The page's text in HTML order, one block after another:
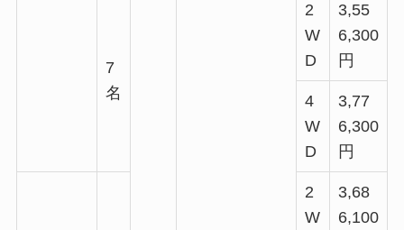
7
名
2
W
D
3,55
6,300
円
4
W
D
3,77
6,300
円
2
W
3,68
6,100